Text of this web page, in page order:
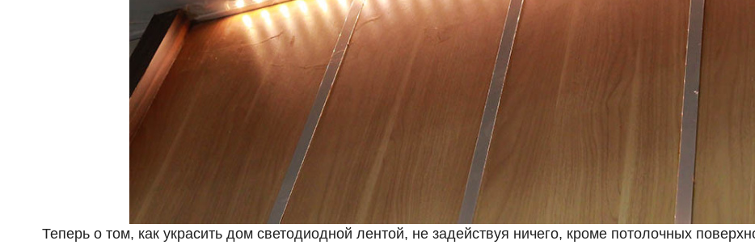
Теперь о том, как украсить дом светодиодной лентой, не задействуя ничего, кроме потолочных